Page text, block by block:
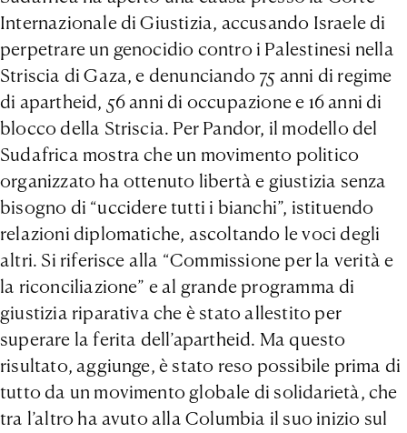
Internazionale di Giustizia, accusando Israele di
perpetrare un genocidio contro i Palestinesi nella
Striscia di Gaza, e denunciando 75 anni di regime
di apartheid, 56 anni di occupazione e 16 anni di
blocco della Striscia. Per Pandor, il modello del
Sudafrica mostra che un movimento politico
organizzato ha ottenuto libertà e giustizia senza
bisogno di “uccidere tutti i bianchi”, istituendo
relazioni diplomatiche, ascoltando le voci degli
altri. Si riferisce alla “Commissione per la verità e
la riconciliazione” e al grande programma di
giustizia riparativa che è stato allestito per
superare la ferita dell’apartheid. Ma questo
risultato, aggiunge, è stato reso possibile prima di
tutto da un movimento globale di solidarietà, che
tra l’altro ha avuto alla Columbia il suo inizio sul